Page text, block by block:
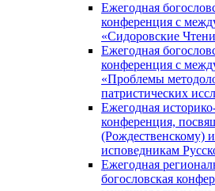
Ежегодная
конференция с
«Сидоровские
Ежегодная
конференция с
«Проблемы
патристических
Ежегодная
конференция,
(Рождественскому)
исповедникам
Ежегодная
богословская